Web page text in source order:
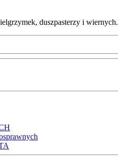
duszpasterzy i wiernych.